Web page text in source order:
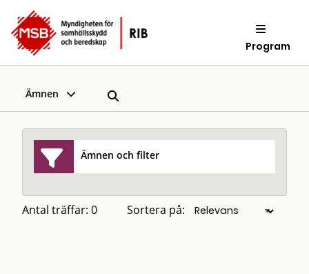
Program
Ämnen
Ämnen och filter
Antal träffar: 0 Sortera på: